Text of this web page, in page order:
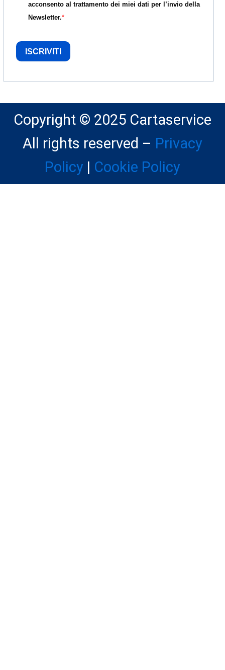
acconsento al trattamento dei miei dati per l’invio della
Newsletter.
ISCRIVITI
Copyright © 2025 Cartaservice
All rights reserved – Privacy
Policy | Cookie Policy